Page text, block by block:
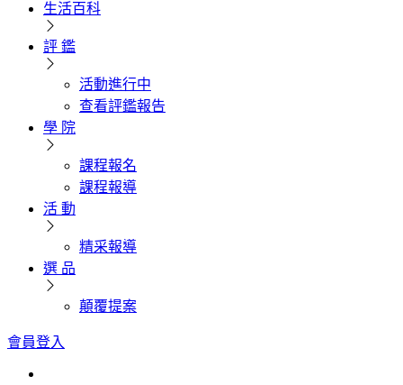
生活百科
評 鑑
活動進行中
查看評鑑報告
學 院
課程報名
課程報導
活 動
精采報導
選 品
顛覆提案
會員登入